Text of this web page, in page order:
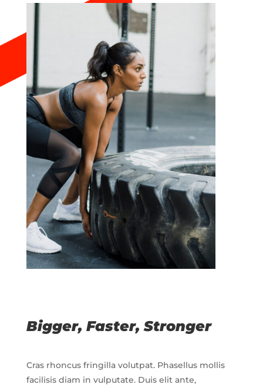
Bigger, Faster, Stronger
Cras rhoncus fringilla volutpat. Phasellus mollis
facilisis diam in vulputate. Duis elit ante,